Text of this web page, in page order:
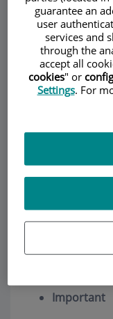
DescripcióServeis
Actualment, el
la seva
cèl·lula que
Important
guarantee an
user
services and
through the
accept all
cookies" or
Settings. For